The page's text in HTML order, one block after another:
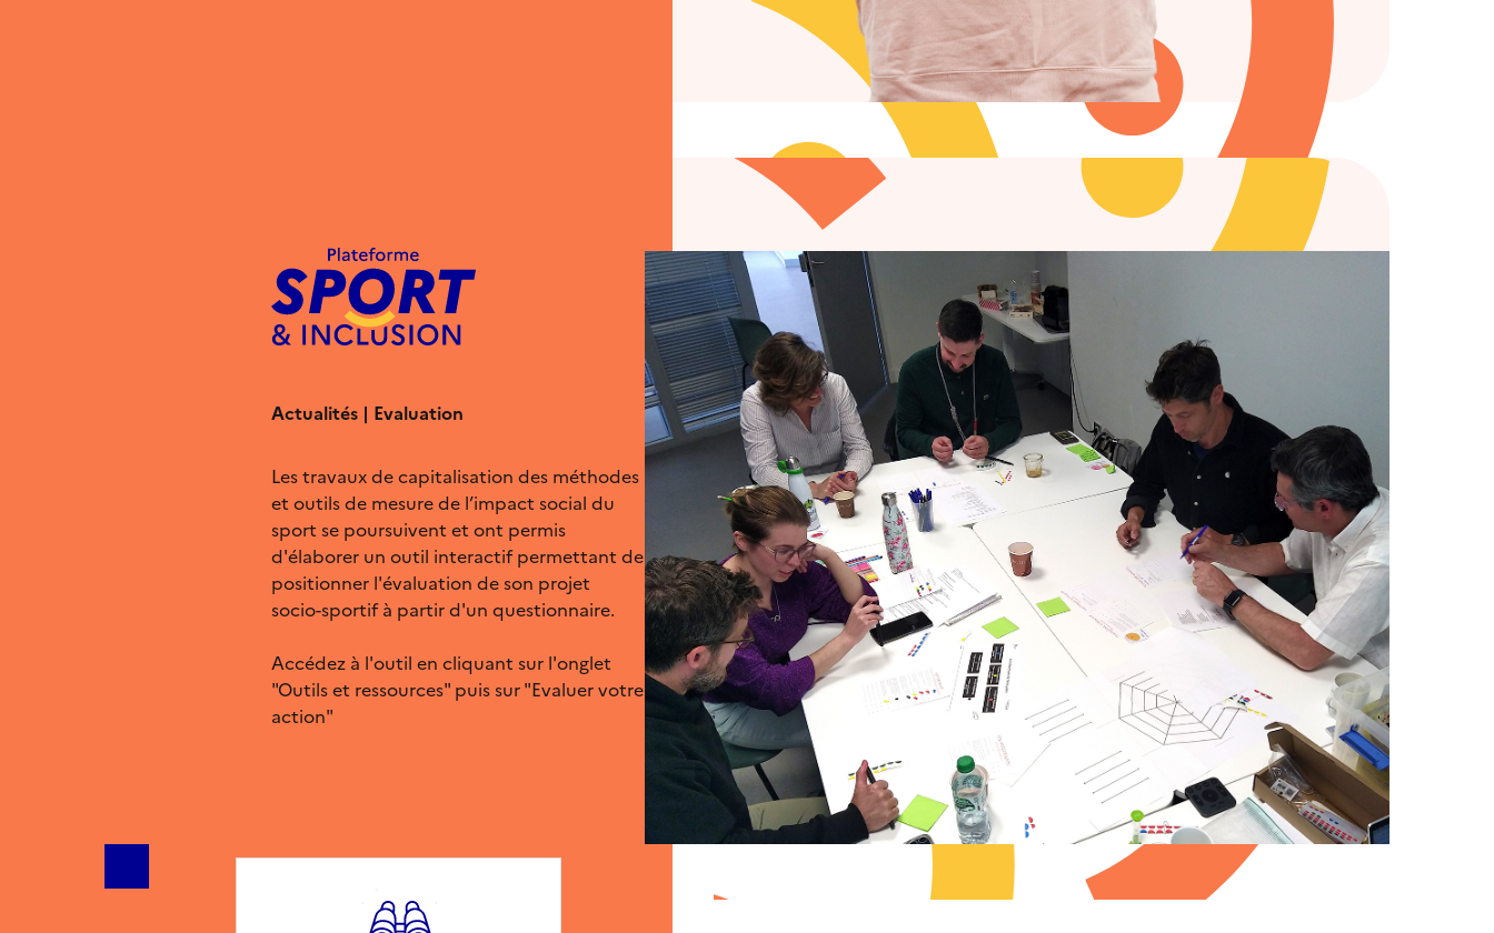
Actualités | Evaluation
Les travaux de capitalisation des méthodes
et outils de mesure de l’impact social du
sport se poursuivent et ont permis
d'élaborer un outil interactif permettant de
positionner l'évaluation de son projet
socio-sportif à partir d'un questionnaire.
Accédez à l'outil en cliquant sur l'onglet
"Outils et ressources" puis sur "Evaluer votre
action"